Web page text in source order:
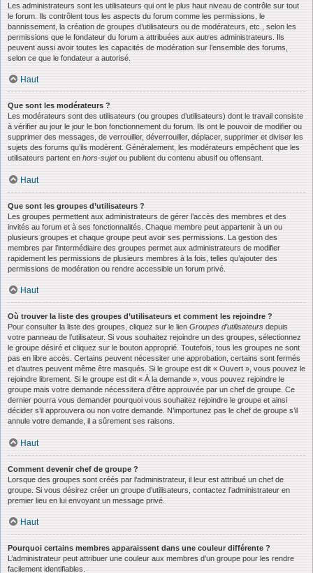
Les administrateurs sont les utilisateurs qui ont le plus haut niveau de contrôle sur tout
le forum. Ils contrôlent tous les aspects du forum comme les permissions, le
bannissement, la création de groupes d’utilisateurs ou de modérateurs, etc., selon les
permissions que le fondateur du forum a attribuées aux autres administrateurs. Ils
peuvent aussi avoir toutes les capacités de modération sur l’ensemble des forums,
selon ce que le fondateur a autorisé.
Haut
Que sont les modérateurs ?
Les modérateurs sont des utilisateurs (ou groupes d’utilisateurs) dont le travail consiste
à vérifier au jour le jour le bon fonctionnement du forum. Ils ont le pouvoir de modifier ou
supprimer des messages, de verrouiller, déverrouiller, déplacer, supprimer et diviser les
sujets des forums qu’ils modèrent. Généralement, les modérateurs empêchent que les
utilisateurs partent en hors-sujetou publient du contenu abusif ou offensant.
Haut
Que sont les groupes d’utilisateurs ?
Les groupes permettent aux administrateurs de gérer l’accès des membres et des
invités au forum et à ses fonctionnalités. Chaque membre peut appartenir à un ou
plusieurs groupes et chaque groupe peut avoir ses permissions. La gestion des
membres par l’intermédiaire des groupes permet aux administrateurs de modifier
rapidement les permissions de plusieurs membres à la fois, telles qu’ajouter des
permissions de modération ou rendre accessible un forum privé.
Haut
Où trouver la liste des groupes d’utilisateurs et comment les rejoindre ?
Pour consulter la liste des groupes, cliquez sur le lien Groupes d’utilisateurs depuis
votre panneau de l’utilisateur. Si vous souhaitez rejoindre un des groupes, sélectionnez
le groupe désiré et cliquez sur le bouton approprié. Toutefois, tous les groupes ne sont
pas en libre accès. Certains peuvent nécessiter une approbation, certains sont fermés
et d’autres peuvent même être masqués. Si le groupe est dit « Ouvert », vous pouvez le
rejoindre librement. Si le groupe est dit « À la demande », vous pouvez rejoindre le
groupe mais votre demande nécessitera d’être approuvée par un chef de groupe. Ce
dernier pourra vous demander pourquoi vous souhaitez rejoindre le groupe et ainsi
décider s’il approuvera ou non votre demande. N’importunez pas le chef de groupe s’il
annule votre demande, il a sûrement ses raisons.
Haut
Comment devenir chef de groupe ?
Lorsque des groupes sont créés par l’administrateur, il leur est attribué un chef de
groupe. Si vous désirez créer un groupe d’utilisateurs, contactez l’administrateur en
premier lieu en lui envoyant un message privé.
Haut
Pourquoi certains membres apparaissent dans une couleur différente ?
L’administrateur peut attribuer une couleur aux membres d’un groupe pour les rendre
facilement identifiables.